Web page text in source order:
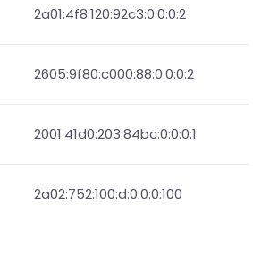
2a01:4f8:120:92c3:0:0:0:2
2605:9f80:c000:88:0:0:0:2
2001:41d0:203:84bc:0:0:0:1
2a02:752:100:d:0:0:0:100